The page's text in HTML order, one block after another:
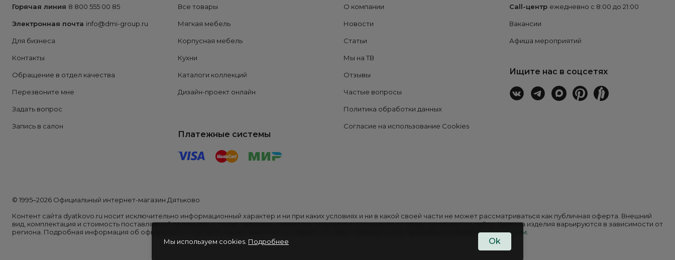
Горячая линия 8 800 555 00 85
Электронная почта info@dmi-group.ru
Для бизнеса
Контакты
Обращение в отдел качества
Перезвоните мне
Задать вопрос
Запись в салон
Все товары
Мягкая мебель
Корпусная мебель
Кухни
Каталоги коллекций
Дизайн-проект онлайн
Платежные системы
О компании
Новости
Статьи
Мы на ТВ
Отзывы
Частые вопросы
Политика обработки данных
Согласие на использование Cookies
Call-центр ежедневно с 8:00 до 21:00
Вакансии
Афиша мероприятий
Ищите нас в соцсетях
© 1995–2026 Официальный интернет-магазин Дятьково
Контент сайта dyatkovo.ru носит исключительно информационный характер и ни при каких условиях и ни в какой своей части не может рассматриваться как публичная оферта. Внешний
вид, комплектация и стоимость поставляемой продукции, а также перечень сервисных услуг могут отличаться от представленных на сайте. Цены на изделия варьируются в зависимости от
региона. Подробная информация об официальном торговом представителе и условиях поставки товаров и услуг приведена в разделепокупателям
Мы используем cookies. Подробнее Ok